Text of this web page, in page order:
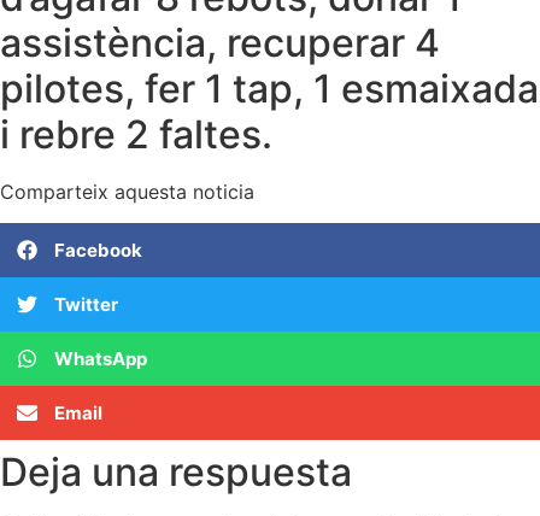
assistència, recuperar 4
pilotes, fer 1 tap, 1 esmaixada
i rebre 2 faltes.
Comparteix aquesta noticia
Facebook
Twitter
WhatsApp
Email
Deja una respuesta